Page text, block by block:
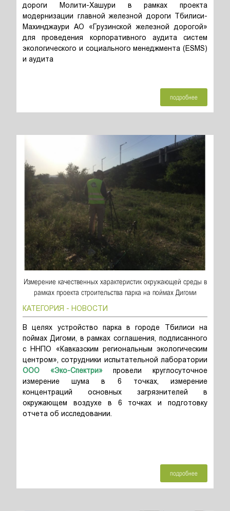
дороги Молити-Хашури в рамках проекта
модернизации главной железной дороги Тбилиси-
Махинджаури АО «Грузинской железной дорогой»
для проведения корпоративного аудита систем
экологического и социального менеджмента (ESMS)
и аудита
подробнее
Измерение качественных характеристик окружающей среды в
рамках проекта строительства парка на поймах Дигоми
КАТЕГОРИЯ - НОВОСТИ
В целях устройство парка в городе Тбилиси на
поймах Дигоми, в рамках соглашения, подписанного
с ННПО «Кавказским региональным экологическим
центром», сотрудники испытательной лаборатории
ООО «Эко-Спектри»провели круглосуточное
измерение шума в 6 точках, измерение
концентраций основных загрязнителей в
окружающем воздухе в 6 точках и подготовку
отчета об исследовании.
подробнее